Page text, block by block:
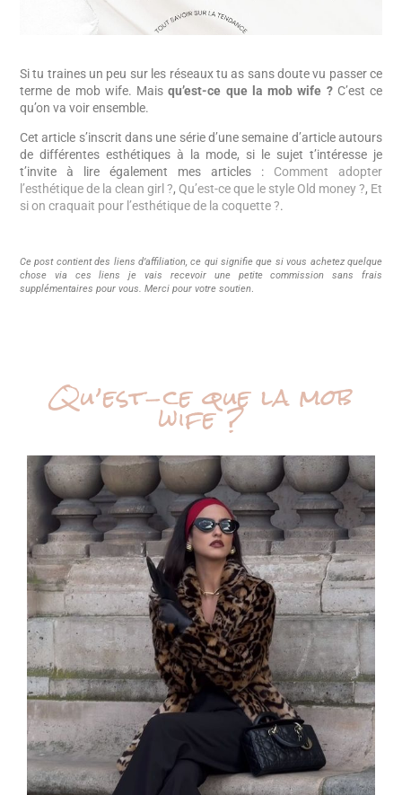
Si tu traines un peu sur les réseaux tu as sans doute vu passer ce
terme de mob wife. Maisqu’est-ce que la mob wife ?C’est ce
qu’on va voir ensemble.
Cet article s’inscrit dans une série d’une semaine d’article autours
de différentes esthétiques à la mode, si le sujet t’intéresse je
t’invite à lire également mes articles : Comment adopter
l’esthétique de la clean girl ?, Qu’est-ce que le style Old money ?, Et
si on craquait pour l’esthétique de la coquette ?.
Ce post contient des liens d’affiliation, ce qui signifie que si vous achetez quelque
chose via ces liens je vais recevoir une petite commission sans frais
supplémentaires pour vous. Merci pour votre soutien.
Qu’est-ce que la mob
wife ?